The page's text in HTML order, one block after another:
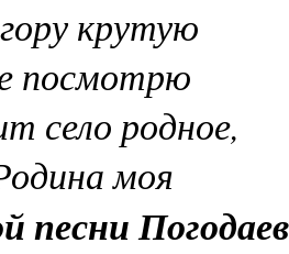
крутую
посмотрю
село родное,
моя
песни